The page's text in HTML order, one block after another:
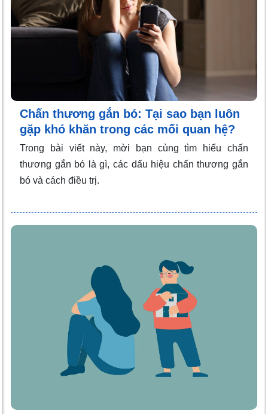
Chấn thương gắn bó: Tại sao bạn luôn
gặp khó khăn trong các mối quan hệ?
Trong bài viết này, mời bạn cùng tìm hiểu chấn
thương gắn bó là gì, các dấu hiệu chấn thương gắn
bó và cách điều trị.